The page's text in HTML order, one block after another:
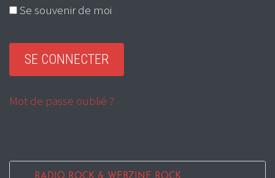
Se souvenir de moi
Mot de passe oublié ?